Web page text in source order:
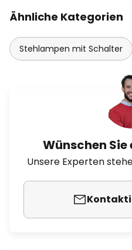
Ähnliche Kategorien
Stehlampen mit Schalter
Wünschen
Unsere Experten